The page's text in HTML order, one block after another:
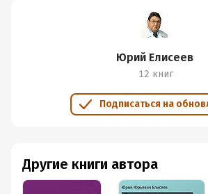
Юрий Елисеев
12 книг
Подписаться на
Другие книги автора